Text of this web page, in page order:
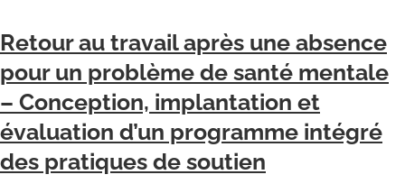
Retour au travail après une absence
pour un problème de santé mentale
– Conception, implantation et
évaluation d’un programme intégré
des pratiques de soutien